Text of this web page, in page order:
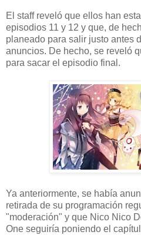
El staff reveló que ellos han
episodios 11 y 12 y que, de
planeado para salir justo antes
anuncios. De hecho, se reveló
para sacar el episodio final.
Ya anteriormente, se había
retirada de su programación
"moderación" y que Nico Nico
One seguiría poniendo el